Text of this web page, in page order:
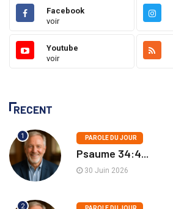
Facebook
voir
Youtube
voir
RECENT
1 PAROLE DU JOUR
Psaume 34:4...
30 Juin 2026
2